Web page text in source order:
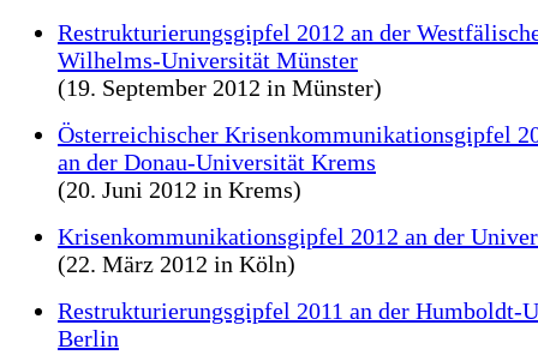
Restrukturierungsgipfel 2012 an der
Wilhelms-Universität Münster
(19. September 2012 in Münster)
Österreichischer Krisenkommunikationsgipfel
an der Donau-Universität Krems
(20. Juni 2012 in Krems)
Krisenkommunikationsgipfel 2012 an der
(22. März 2012 in Köln)
Restrukturierungsgipfel 2011 an der Humboldt-
Berlin